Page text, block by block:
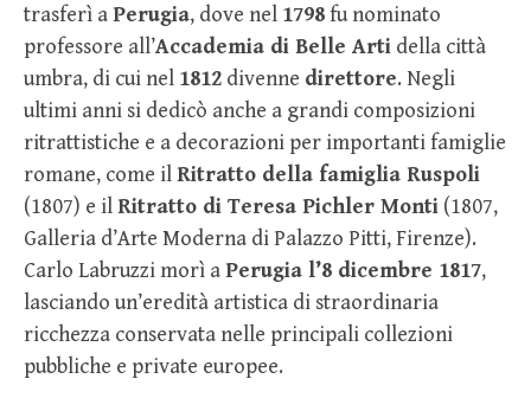
trasferì aPerugia, dove nel 1798fu nominato
professore all’Accademia di Belle Arti della città
umbra, di cui nel 1812 divenne direttore. Negli
ultimi anni si dedicò anche a grandi composizioni
ritrattistiche e a decorazioni per importanti famiglie
romane, come ilRitratto della famiglia Ruspoli
(1807) e ilRitratto di Teresa Pichler Monti (1807,
Galleria d’Arte Moderna di Palazzo Pitti, Firenze).
Carlo Labruzzi morì aPerugia l’8 dicembre 1817,
lasciando un’eredità artistica di straordinaria
ricchezza conservata nelle principali collezioni
pubbliche e private europee.